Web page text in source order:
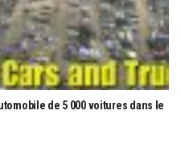
de 5 000 voitures dans le